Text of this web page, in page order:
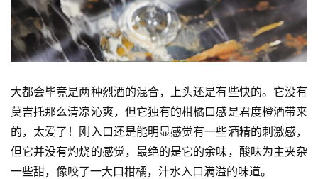
博
主
客
地
摊
大都会毕竟是两种烈酒的混合，上头还是有些快的。它没有
莫吉托那么清凉沁爽，但它独有的柑橘口感是君度橙酒带来
的，太爱了！刚入口还是能明显感觉有一些酒精的刺激感，
但它并没有灼烧的感觉，最绝的是它的余味，酸味为主夹杂
一些甜，像咬了一大口柑橘，汁水入口满溢的味道。